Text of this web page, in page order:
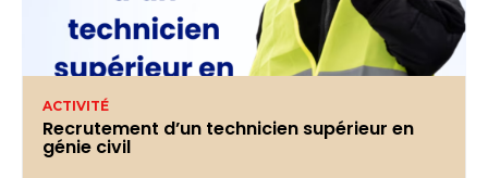
ACTIVITÉ
Recrutement d’un technicien supérieur en
génie civil